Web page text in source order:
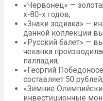
«Червонец» —
х-80-х годов;
«Знаки зодиака» —
данной коллекции
«Русский балет» —
чеканка
палладия;
«Георгий
составляет 50 рублей;
«Зимние
инвестиционные